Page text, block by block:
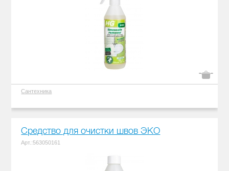
Сантехника
Средство для очистки швов ЭКО
Арт.:563050161